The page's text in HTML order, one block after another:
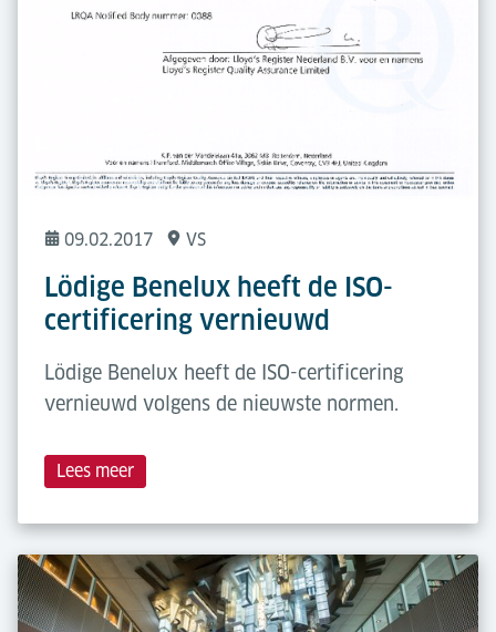
09.02.2017 VS
Lödige Benelux heeft de ISO-
certificering vernieuwd
Lödige Benelux heeft de ISO-certificering
vernieuwd volgens de nieuwste normen.
Lees meer